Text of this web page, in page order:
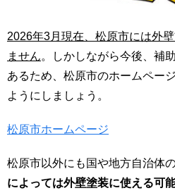
2026年3月現在、松原市には外
ません。しかしながら今後、補
あるため、松原市のホームペー
ようにしましょう。
松原市ホームページ
松原市以外にも国や地方自治体
によっては外壁塗装に使える可